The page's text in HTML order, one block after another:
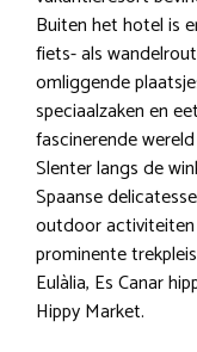
Buiten het hotel is
fiets- als
omliggende
speciaalzaken en
fascinerende
Slenter langs de
Spaanse
outdoor
prominente
Eulàlia, Es Canar
Hippy Market.